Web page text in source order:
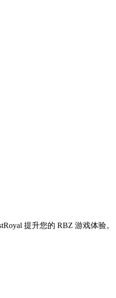
提升您的 RBZ 游戏体验。